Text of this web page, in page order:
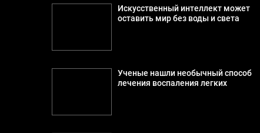
Искусственный интеллект может
оставить мир без воды и света
Ученые нашли необычный способ
лечения воспаления легких